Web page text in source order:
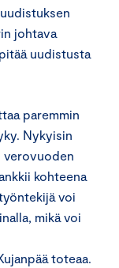
johtava
uudistusta
paremmin
Nykyisin
verovuoden
kohteena
voi
mikä voi
toteaa.